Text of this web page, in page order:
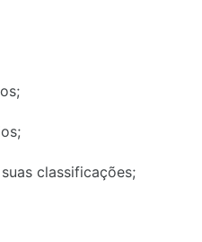
classificações;